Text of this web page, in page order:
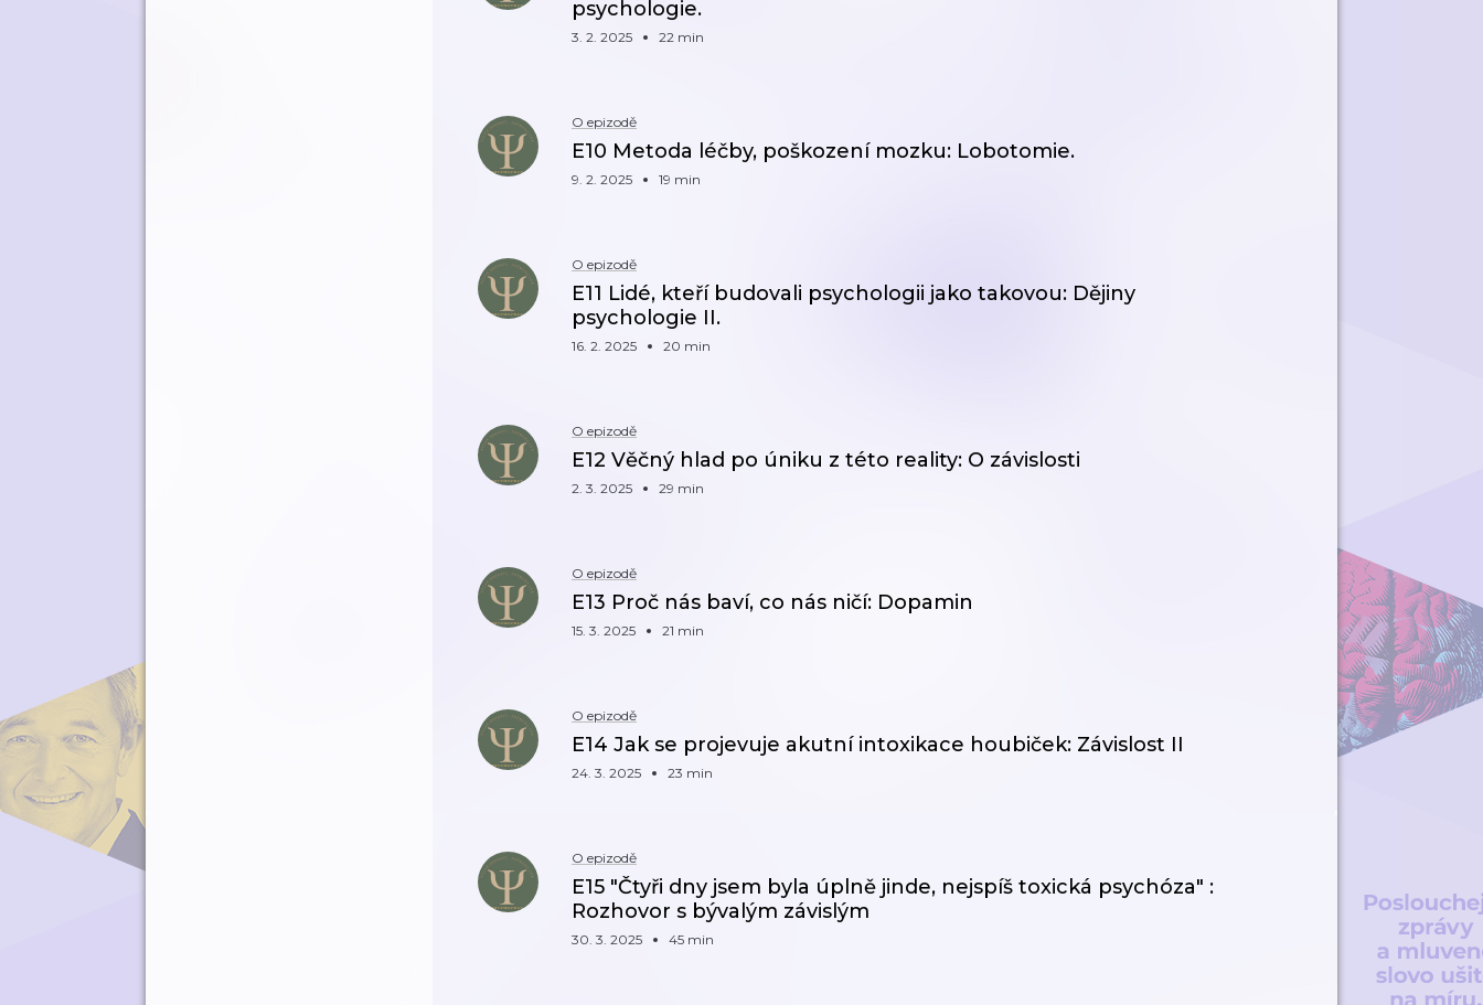
psychologie.
3. 2. 2025 22 min
O epizodě
E10 Metoda léčby, poškození mozku: Lobotomie.
9. 2. 2025 19 min
O epizodě
E11 Lidé, kteří budovali psychologii jako takovou: Dějiny
psychologie II.
16. 2. 2025 20 min
O epizodě
E12 Věčný hlad po úniku z této reality: O závislosti
2. 3. 2025 29 min
O epizodě
E13 Proč nás baví, co nás ničí: Dopamin
15. 3. 2025 21 min
O epizodě
E14 Jak se projevuje akutní intoxikace houbiček: Závislost II
24. 3. 2025 23 min
O epizodě
E15 "Čtyři dny jsem byla úplně jinde, nejspíš toxická psychóza" :
Rozhovor s bývalým závislým
30. 3. 2025 45 min